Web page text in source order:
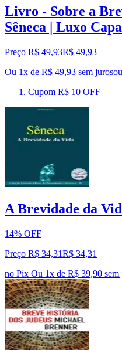
Livro - Sobre a
Sêneca | Luxo
Preço R$ 49,93R$ 49,93
Ou 1x de R$ 49,93 sem jurosou
Cupom R$ 10 OFF
A Brevidade da
14% OFF
Preço R$ 34,31R$ 34,31
no Pix Ou 1x de R$ 39,90 sem